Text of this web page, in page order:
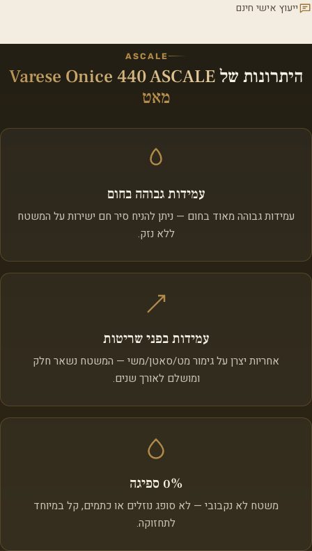
ייעוץ אישי חינם
ASCALE
היתרונות שלVarese Onice 440 ASCALE
מאט
עמידות גבוהה בחום
עמידות גבוהה מאוד בחום — ניתן להניח סיר חם ישירות על המשטח
ללא נזק.
עמידות בפני שריטות
אחריות יצרן על גימור מט/סאטן/משי — המשטח נשאר חלק
ומושלם לאורך שנים.
0% ספיגה
משטח לא נקבובי — לא סופג נוזלים או כתמים, קל במיוחד
לתחזוקה.